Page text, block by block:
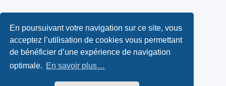
En poursuivant votre navigation sur ce site, vous
acceptez l’utilisation de cookies vous permettant
de bénéficier d’une expérience de navigation
optimale. En savoir plus…